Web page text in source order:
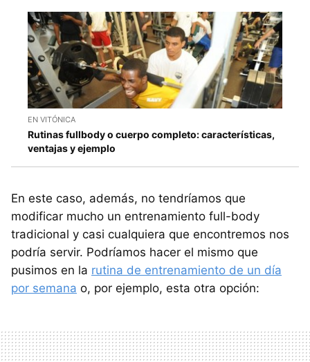
EN VITÓNICA
Rutinas fullbody o cuerpo completo: características,
ventajas y ejemplo
En este caso, además, no tendríamos que
modificar mucho un entrenamiento full-body
tradicional y casi cualquiera que encontremos nos
podría servir. Podríamos hacer el mismo que
pusimos en la rutina de entrenamiento de un día
por semana o, por ejemplo, esta otra opción: